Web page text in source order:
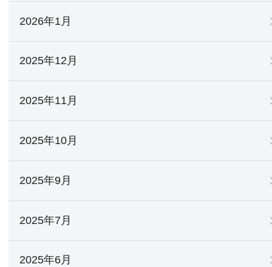
2026年1月
2025年12月
2025年11月
2025年10月
2025年9月
2025年7月
2025年6月